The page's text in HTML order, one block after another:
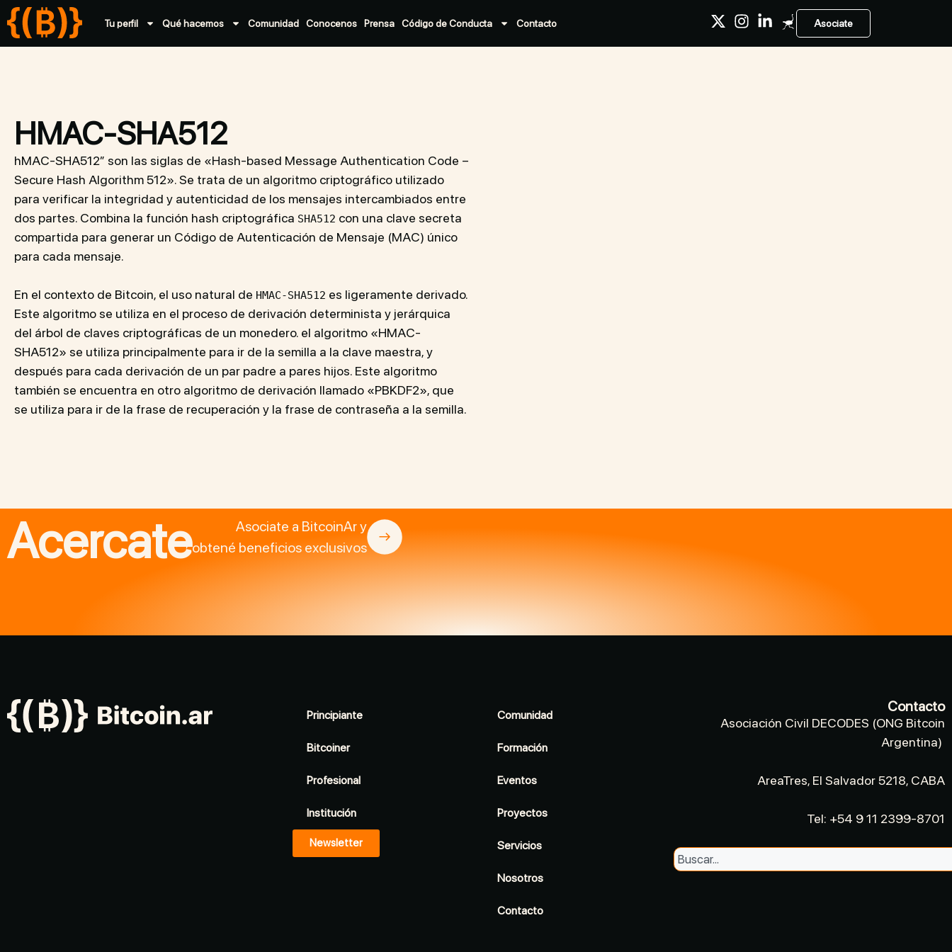
Tu perfil Qué hacemos Comunidad Conocenos Prensa Código de Conducta Contacto Asociate
HMAC-SHA512
hMAC-SHA512″ son las siglas de «Hash-based Message Authentication Code –
Secure Hash Algorithm 512». Se trata de un algoritmo criptográfico utilizado
para verificar la integridad y autenticidad de los mensajes intercambiados entre
dos partes. Combina la función hash criptográfica SHA512 con una clave secreta
compartida para generar un Código de Autenticación de Mensaje (MAC) único
para cada mensaje.
En el contexto de Bitcoin, el uso natural de HMAC-SHA512 es ligeramente derivado.
Este algoritmo se utiliza en el proceso de derivación determinista y jerárquica
del árbol de claves criptográficas de un monedero. el algoritmo «HMAC-
SHA512» se utiliza principalmente para ir de la semilla a la clave maestra, y
después para cada derivación de un par padre a pares hijos. Este algoritmo
también se encuentra en otro algoritmo de derivación llamado «PBKDF2», que
se utiliza para ir de la frase de recuperación y la frase de contraseña a la semilla.
Acercate
Asociate a BitcoinAr y
obtené beneficios exclusivos
Principiante
Bitcoiner
Profesional
Institución
Newsletter
Comunidad
Formación
Eventos
Proyectos
Servicios
Nosotros
Contacto
Contacto
Asociación Civil DECODES (ONG Bitcoin
Argentina)
AreaTres, El Salvador 5218, CABA
Tel: +54 9 11 2399-8701